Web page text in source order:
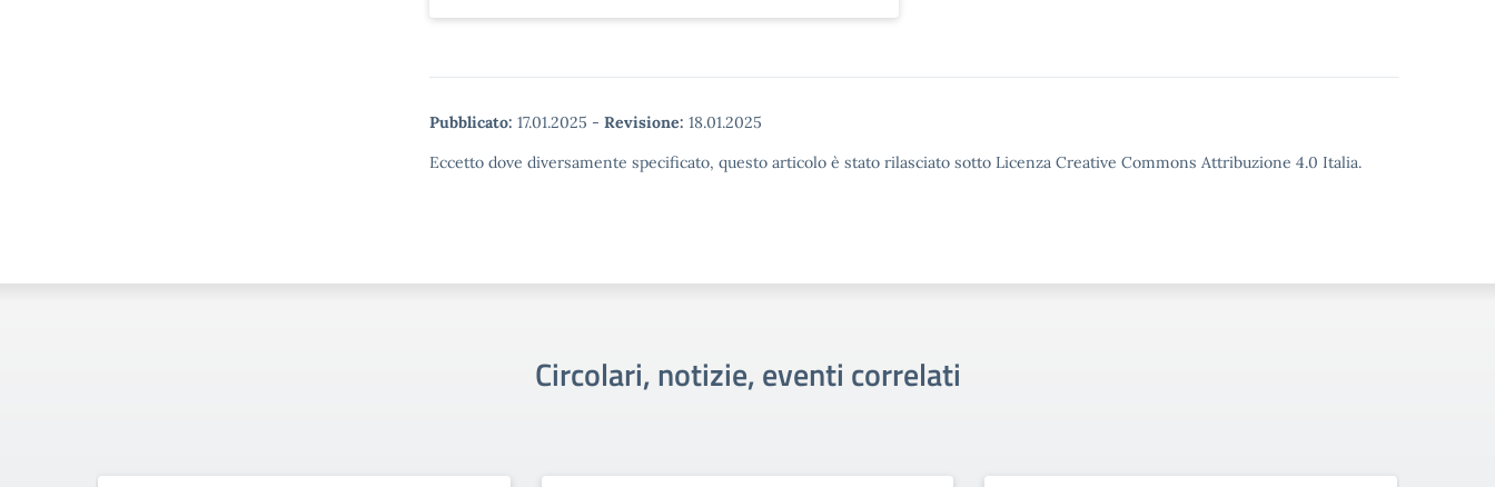
Pubblicato: 17.01.2025 - Revisione: 18.01.2025
Eccetto dove diversamente specificato, questo articolo è stato rilasciato sotto Licenza Creative Commons Attribuzione 4.0 Italia.
Circolari, notizie, eventi correlati